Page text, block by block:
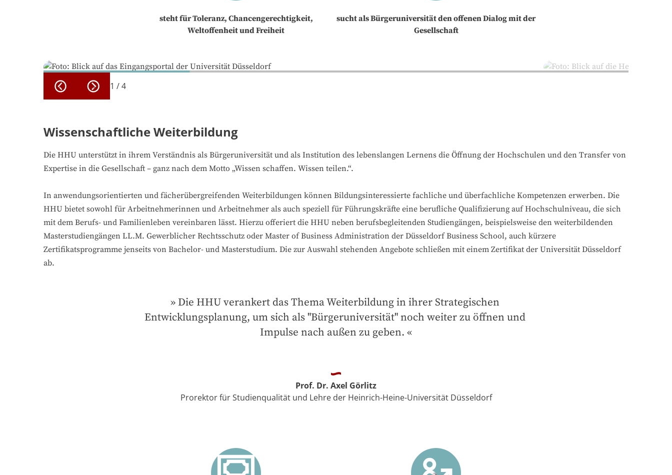
steht für Toleranz, Chancengerechtigkeit,
Weltoffenheit und Freiheit
sucht als Bürgeruniversität den offenen Dialog mit der
Gesellschaft
1 /4
Wissenschaftliche Weiterbildung
Die HHU unterstützt in ihrem Verständnis als Bürgeruniversität und als Institution des lebenslangen Lernens die Öffnung der Hochschulen und den Transfer von
Expertise in die Gesellschaft – ganz nach dem Motto „Wissen schaffen. Wissen teilen.“.
In anwendungsorientierten und fächerübergreifenden Weiterbildungen können Bildungsinteressierte fachliche und überfachliche Kompetenzen erwerben. Die
HHU bietet sowohl für Arbeitnehmerinnen und Arbeitnehmer als auch speziell für Führungskräfte eine berufliche Qualifizierung auf Hochschulniveau, die sich
mit dem Berufs- und Familienleben vereinbaren lässt. Hierzu offeriert die HHU neben berufsbegleitenden Studiengängen, beispielsweise den weiterbildenden
Masterstudiengängen LL.M. Gewerblicher Rechtsschutz oder Master of Business Administration der Düsseldorf Business School, auch kürzere
Zertifikatsprogramme jenseits von Bachelor- und Masterstudium. Die zur Auswahl stehenden Angebote schließen mit einem Zertifikat der Universität Düsseldorf
ab.
Die HHU verankert das Thema Weiterbildung in ihrer Strategischen
Entwicklungsplanung, um sich als "Bürgeruniversität" noch weiter zu öffnen und
Impulse nach außen zu geben.
Prof. Dr. Axel Görlitz
Prorektor für Studienqualität und Lehre der Heinrich-Heine-Universität Düsseldorf